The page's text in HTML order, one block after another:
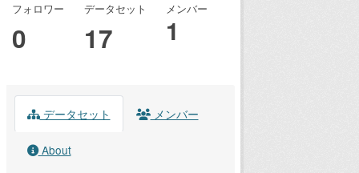
フォロワー
0
データセット
17
メンバー
1
データセット メンバー
About